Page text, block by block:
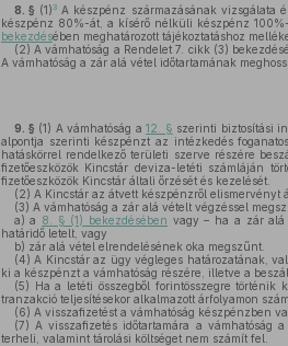
8. § (1) 3 A készpénz származásának vizsgálata
készpénz 80%-át, a kísérő nélküli készpénz
bekezdésében meghatározott tájékoztatáshoz
(2) A vámhatóság a Rendelet 7. cikk (3)
A vámhatóság a zár alá vétel időtartamának
9. § (1) A vámhatóság a12. § szerinti biztosítási
alpontja szerinti készpénzt az intézkedés
hatáskörrel rendelkező területi szerve részére
fizetőeszközök Kincstár deviza-letéti számláján
fizetőeszközök Kincstár általi őrzését és kezelését.
(2) A Kincstár az átvett készpénzről elismervényt
(3) A vámhatóság a zár alá vételt végzéssel
a) a 8. § (1) bekezdésében vagy – ha a zár alá
határidő letelt, vagy
b) zár alá vétel elrendelésének oka megszűnt.
(4) A Kincstár az ügy végleges határozatának,
ki a készpénzt a vámhatóság részére, illetve a
(5) Ha a letéti összegből forintösszegre történik
tranzakció teljesítésekor alkalmazott árfolyamon
(6) A visszafizetést a vámhatóság készpénzben
(7) A visszafizetés időtartamára a vámhatóság
terheli, valamint tárolási költséget nem számít fel.